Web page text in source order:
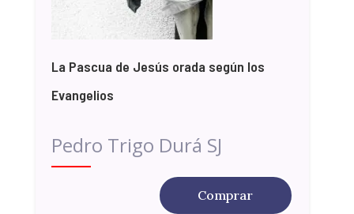
La Pascua de Jesús orada según los
Evangelios
Pedro Trigo Durá SJ
Comprar